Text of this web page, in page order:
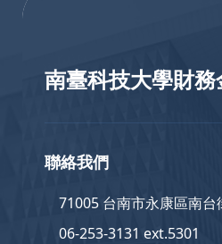
南臺科技大學財
聯絡我們
71005 台南市永康區南台
06-253-3131 ext.5301